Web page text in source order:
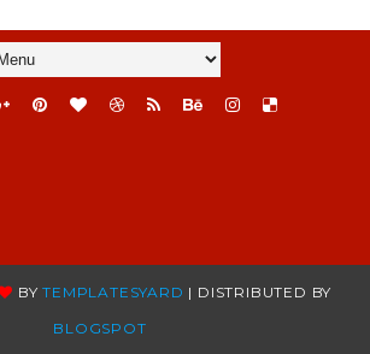
BYTEMPLATESYARD | DISTRIBUTED BY
BLOGSPOT